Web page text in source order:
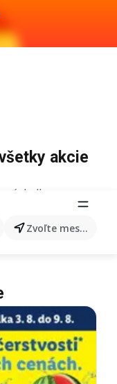
Zvoľte mesto
akcie
kúpiť?
mäso